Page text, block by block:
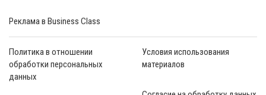
Реклама в Business Class
Политика в отношении
обработки персональных
данных
Условия использования
материалов